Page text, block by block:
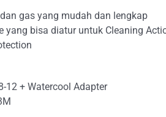
gas yang mudah dan lengkap
yang bisa diatur untuk Cleaning
12 + Watercool Adapter